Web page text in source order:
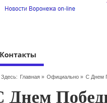
Контакты
Главная» Официально » С Днем
Днем